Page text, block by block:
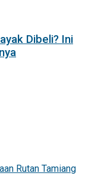
Dibeli? Ini